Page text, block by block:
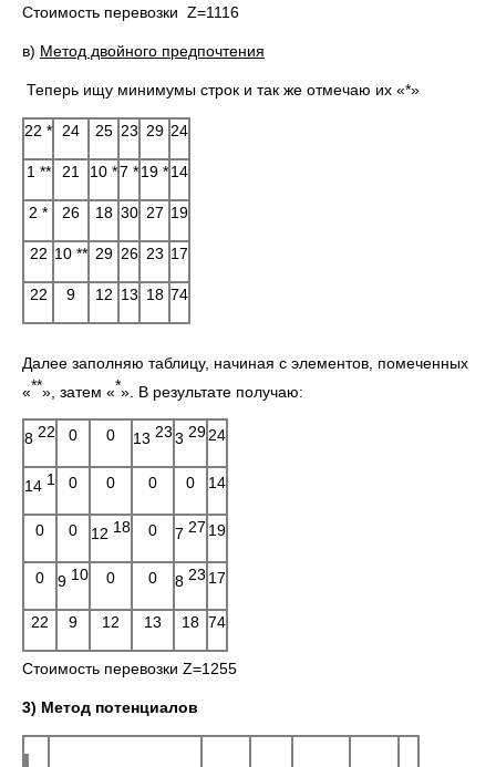
Стоимость перевозки Z=1116
в) Метод двойного предпочтения
Теперь ищу минимумы строк и так же отмечаю их «*»
22 * 24 25 23 29 24
1 ** 21 10 *7 *19 *14
2 * 26 18 30 27 19
22 10 ** 29 26 23 17
22 9 12 13 18 74
Далее заполняю таблицу, начиная с элементов, помеченных
«**», затем «*». В результате получаю:
8 22 0 0 13 233 2924
14 1 0 0 0 0 14
0 0 12 18 0 7 27 19
0 9 10 0 0 8 23 17
22 9 12 13 18 74
Стоимость перевозки Z=1255
3) Метод потенциалов